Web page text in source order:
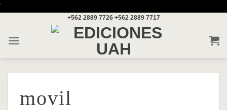
'
+562 2889 7726 +562 2889 7717
movil